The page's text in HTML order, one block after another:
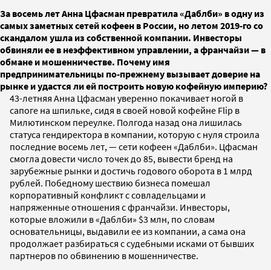
За восемь лет Анна Цфасман превратила «Даблби» в одну из
самых заметных сетей кофеен в России, но летом 2019-го со
скандалом ушла из собственной компании. Инвесторы
обвиняли ее в неэффективном управлении, а франчайзи — в
обмане и мошенничестве. Почему имя
предпринимательницы по-прежнему вызывает доверие на
рынке и удастся ли ей построить новую кофейную империю?
43-летняя Анна Цфасман уверенно покачивает ногой в
сапоге на шпильке, сидя в своей новой кофейне Flip в
Милютинском переулке. Полгода назад она лишилась
статуса гендиректора в компании, которую с нуля строила
последние восемь лет, — сети кофеен «Даблби». Цфасман
смогла довести число точек до 85, вывести бренд на
зарубежные рынки и достичь годового оборота в 1 млрд
рублей. Победному шествию бизнеса помешал
корпоративный конфликт с совладельцами и
напряженные отношения с франчайзи. Инвесторы,
которые вложили в «Даблби» $3 млн, по словам
основательницы, выдавили ее из компании, а сама она
продолжает разбираться с судебными исками от бывших
партнеров по обвинению в мошенничестве.